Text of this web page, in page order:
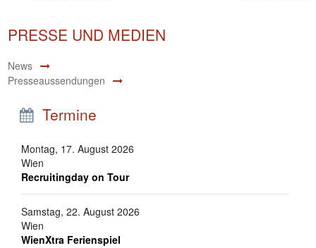
PRESSE UND MEDIEN
News
Presseaussendungen
Termine
Montag, 17. August 2026
Wien
Recruitingday on Tour
Samstag, 22. August 2026
Wien
WienXtra Ferienspiel